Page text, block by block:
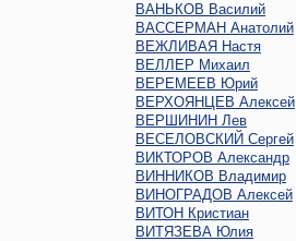
ВАНЬКОВ Василий
ВАССЕРМАН Анатолий
ВЕЖЛИВАЯ Настя
ВЕЛЛЕР Михаил
ВЕРЕМЕЕВ Юрий
ВЕРХОЯНЦЕВ Алексей
ВЕРШИНИН Лев
ВЕСЕЛОВСКИЙ Сергей
ВИКТОРОВ Александр
ВИННИКОВ Владимир
ВИНОГРАДОВ Алексей
ВИТОН Кристиан
ВИТЯЗЕВА Юлия